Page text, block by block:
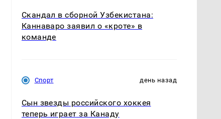
Скандал в сборной Узбекистана:
Каннаваро заявил о «кроте» в
команде
Спорт день назад
Сын звезды российского хоккея
теперь играет за Канаду